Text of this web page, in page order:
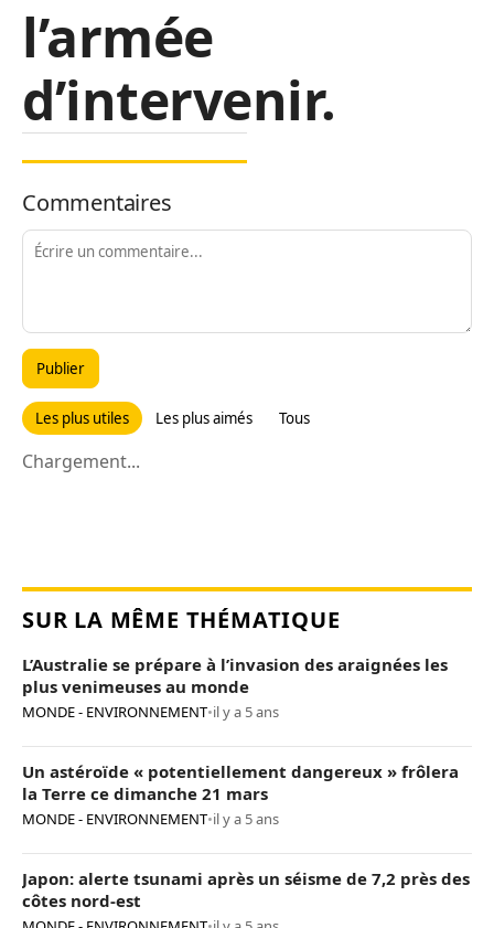
l’armée
d’intervenir.
Commentaires
Publier
Les plus utiles Les plus aimés Tous
Chargement...
SUR LA MÊME THÉMATIQUE
L’Australie se prépare à l’invasion des araignées les
plus venimeuses au monde
MONDE - ENVIRONNEMENT•il y a 5 ans
Un astéroïde « potentiellement dangereux » frôlera
la Terre ce dimanche 21 mars
MONDE - ENVIRONNEMENT•il y a 5 ans
Japon: alerte tsunami après un séisme de 7,2 près des
côtes nord-est